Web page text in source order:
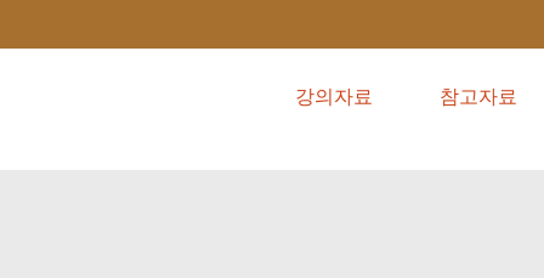
강의자료 참고자료